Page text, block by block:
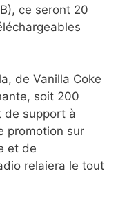
ce seront 20
de Vanilla Coke
soit 200
de support à
promotion sur
et de
relaiera le tout